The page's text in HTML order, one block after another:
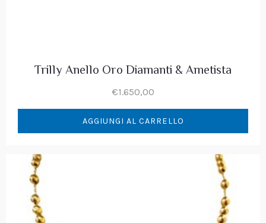
Trilly Anello Oro Diamanti & Ametista
€1.650,00
AGGIUNGI AL CARRELLO